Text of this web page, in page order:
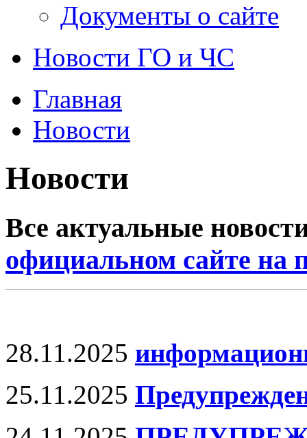
Документы о сайте
Новости ГО и ЧС
Главная
Новости
Новости
Все актуальные
официальном сайте
28.11.2025
25.11.2025